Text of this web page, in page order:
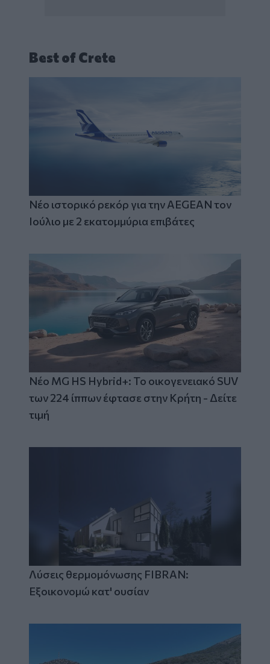
Best of Crete
Νέο ιστορικό ρεκόρ για την AEGEAN τον
Ιούλιο με 2 εκατομμύρια επιβάτες
Νέο MG HS Hybrid+: Το οικογενειακό SUV
των 224 ίππων έφτασε στην Κρήτη - Δείτε
τιμή
Λύσεις θερμομόνωσης FIBRAN:
Εξοικονομώ κατ' ουσίαν